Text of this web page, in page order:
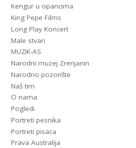
Kengur u opancima
King Pepe Films
Long Play Koncert
Male stvari
MUZIK-AS
Narodni muzej Zrenjanin
Narodno pozorište
Naš tim
O nama
Pogledi
Portreti pesnika
Portreti pisaca
Prava Australija